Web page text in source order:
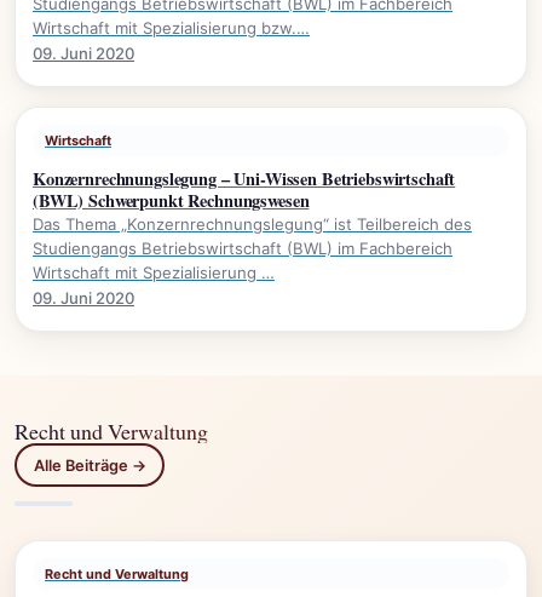
Wirtschaft mit Spezialisierung bzw.…
09. Juni 2020
Wirtschaft
Konzernrechnungslegung – Uni-Wissen Betriebswirtschaft
(BWL) Schwerpunkt Rechnungswesen
Das Thema „Konzernrechnungslegung“ ist Teilbereich des
Studiengangs Betriebswirtschaft (BWL) im Fachbereich
Wirtschaft mit Spezialisierung …
09. Juni 2020
Recht und Verwaltung
Alle Beiträge →
Recht und Verwaltung